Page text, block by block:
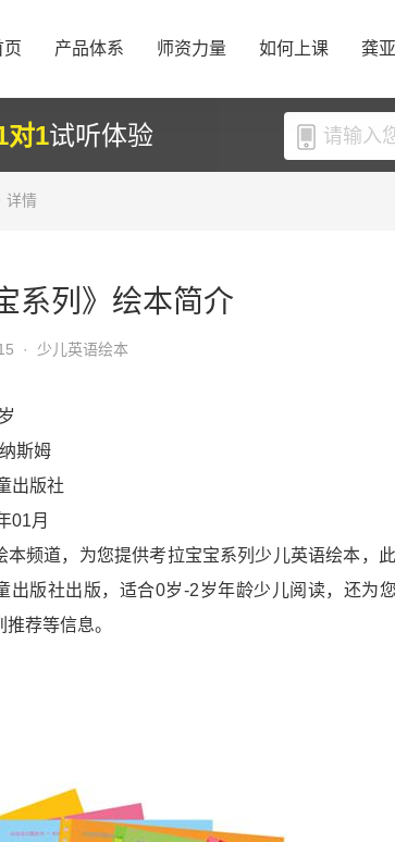
页 产品体系 师资力量 如何上课 龚
对1试听体验
详情
系列》绘本简介
· 少儿英语绘本
斯姆
出版社
01月
本频道，为您提供考拉宝宝系列少儿英语绘本，
出版社出版，适合0岁-2岁年龄少儿阅读，还为
荐等信息。